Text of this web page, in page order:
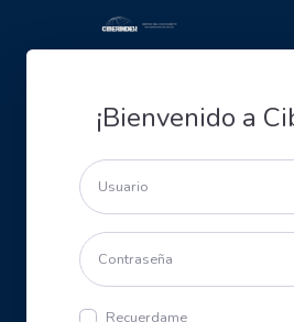
¡Bienvenido a
Recuerdame